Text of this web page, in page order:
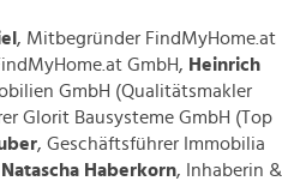
, Mitbegründer FindMyHome.at
GmbH, Heinrich
GmbH (Qualitätsmakler
Glorit Bausysteme GmbH (Top
, Geschäftsführer Immobilia
Natascha Haberkorn, Inhaberin &